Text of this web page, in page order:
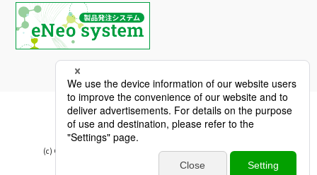
(c) Copyright Nippon Chemical Industrial CO., LTD. All Rights reserved.